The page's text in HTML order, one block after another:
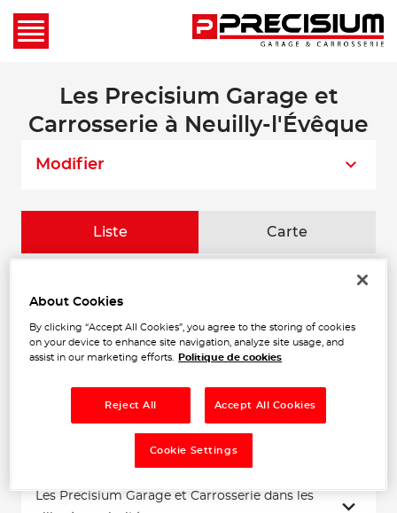
Les Precisium Garage et
Carrosserie à Neuilly-l'Évêque
Modifier
Liste Carte
1
468 m
GARAGE ROBIN SARL
52360 NEUILLY L EVEQUE
Ouvert 08:00 - 12:00 et 14:00 -
18:00
Les Precisium Garage et Carrosserie dans les
About Cookies
By clicking “Accept All Cookies”, you agree to the storing of cookies
on your device to enhance site navigation, analyze site usage, and
assist in our marketing efforts.
Politique de cookies
Reject All Accept All Cookies
Cookie Settings